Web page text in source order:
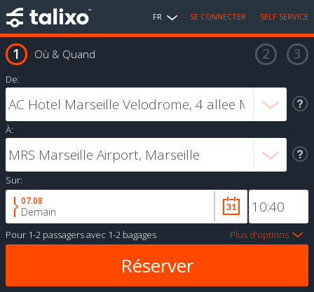
FR SE CONNECTER SELF SERVICE
Où & Quand
De:
À:
Sur:
07.08
Demain
Pour 1-2 passagersavec 1-2 bagages Plus d'options